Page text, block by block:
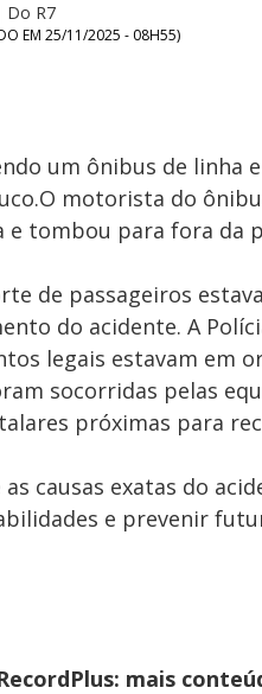
Do R7
EM 25/11/2025 - 08H55)
um ônibus de linha
motorista do
e tombou para fora da
de passageiros
do acidente. A
legais estavam em
socorridas pelas
próximas para
causas exatas do
e prevenir
mais